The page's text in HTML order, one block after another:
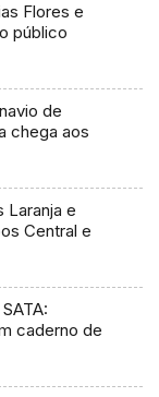
Flores e
público
de
chega aos
Laranja e
Central e
caderno de